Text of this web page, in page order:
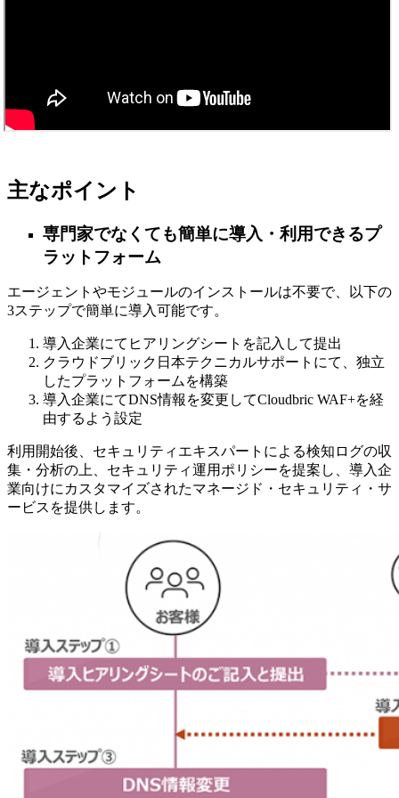
主なポイント
専門家でなくても簡単に導入・利用できるプ
ラットフォーム
エージェントやモジュールのインストールは不要で、以下の
3ステップで簡単に導入可能です。
導入企業にてヒアリングシートを記入して提出
クラウドブリック日本テクニカルサポートにて、独立
したプラットフォームを構築
導入企業にてDNS情報を変更してCloudbric WAF+を経
由するよう設定
利用開始後、セキュリティエキスパートによる検知ログの収
集・分析の上、セキュリティ運用ポリシーを提案し、導入企
業向けにカスタマイズされたマネージド・セキュリティ・サ
ービスを提供します。